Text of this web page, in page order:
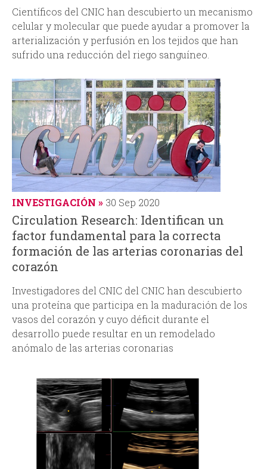
Científicos del CNIC han descubierto un mecanismo
celular y molecular que puede ayudar a promover la
arterialización y perfusión en los tejidos que han
sufrido una reducción del riego sanguíneo.
INVESTIGACIÓN 30 Sep 2020
Circulation Research: Identifican un
factor fundamental para la correcta
formación de las arterias coronarias del
corazón
Investigadores del CNIC del CNIC han descubierto
una proteína que participa en la maduración de los
vasos del corazón y cuyo déficit durante el
desarrollo puede resultar en un remodelado
anómalo de las arterias coronarias